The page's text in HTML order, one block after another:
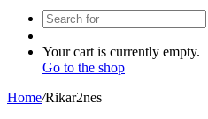
Article
View
your
cart
Your cart is currently empty.
Go to the shop
Home/Rikar2nes